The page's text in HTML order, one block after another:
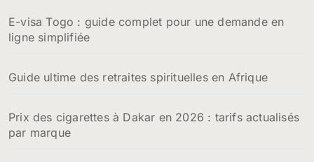
E-visa Togo : guide complet pour une demande en
ligne simplifiée
Guide ultime des retraites spirituelles en Afrique
Prix des cigarettes à Dakar en 2026 : tarifs actualisés
par marque